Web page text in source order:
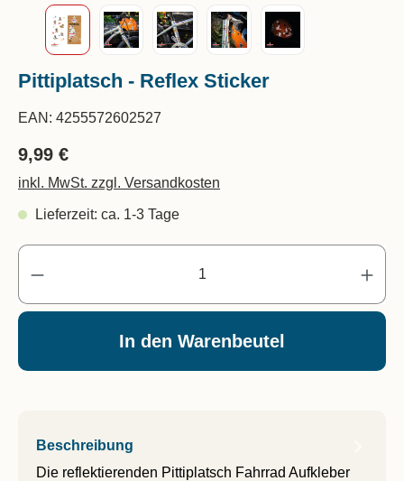
Pittiplatsch - Reflex Sticker
EAN: 4255572602527
9,99 €
inkl. MwSt. zzgl. Versandkosten
Lieferzeit: ca. 1-3 Tage
In den Warenbeutel
Beschreibung
Die reflektierenden Pittiplatsch Fahrrad Aufkleber